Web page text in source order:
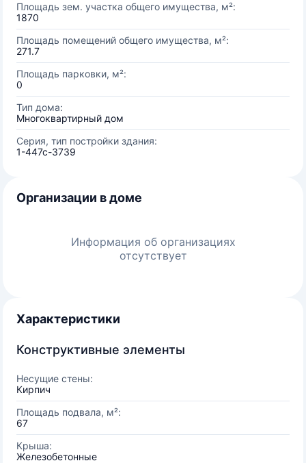
Площадь зем. участка общего имущества, м²:
1870
Площадь помещений общего имущества, м²:
271.7
Площадь парковки, м²:
0
Тип дома:
Многоквартирный дом
Серия, тип постройки здания:
1-447с-3739
Организации в доме
Информация об организациях
отсутствует
Характеристики
Конструктивные элементы
Несущие стены:
Кирпич
Площадь подвала, м²:
67
Крыша:
Железобетонные